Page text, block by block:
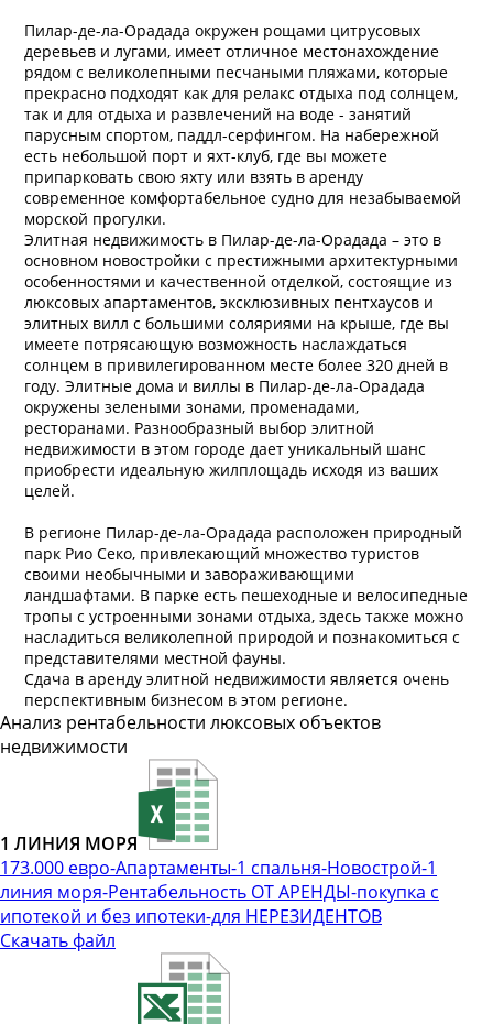
Пилар-де-ла-Орадада окружен рощами цитрусовых
деревьев и лугами, имеет отличное местонахождение
рядом с великолепными песчаными пляжами, которые
прекрасно подходят как для релакс отдыха под солнцем,
так и для отдыха и развлечений на воде - занятий
парусным спортом, паддл-серфингом. На набережной
есть небольшой порт и яхт-клуб, где вы можете
припарковать свою яхту или взять в аренду
современное комфортабельное судно для незабываемой
морской прогулки.
Элитная недвижимость в Пилар-де-ла-Орадада – это в
основном новостройки с престижными архитектурными
особенностями и качественной отделкой, состоящие из
люксовых апартаментов, эксклюзивных пентхаусов и
элитных вилл с большими соляриями на крыше, где вы
имеете потрясающую возможность наслаждаться
солнцем в привилегированном месте более 320 дней в
году. Элитные дома и виллы в Пилар-де-ла-Орадада
окружены зелеными зонами, променадами,
ресторанами. Разнообразный выбор элитной
недвижимости в этом городе дает уникальный шанс
приобрести идеальную жилплощадь исходя из ваших
целей.
В регионе Пилар-де-ла-Орадада расположен природный
парк Рио Секо, привлекающий множество туристов
своими необычными и завораживающими
ландшафтами. В парке есть пешеходные и велосипедные
тропы с устроенными зонами отдыха, здесь также можно
насладиться великолепной природой и познакомиться с
представителями местной фауны.
Сдача в аренду элитной недвижимости является очень
перспективным бизнесом в этом регионе.
Анализ рентабельности люксовых объектов
недвижимости
1 ЛИНИЯ МОРЯ
173.000 евро-Апартаменты-1 спальня-Новострой-1
линия моря-Рентабельность ОТ АРЕНДЫ-покупка с
ипотекой и без ипотеки-для НЕРЕЗИДЕНТОВ
Скачать файл